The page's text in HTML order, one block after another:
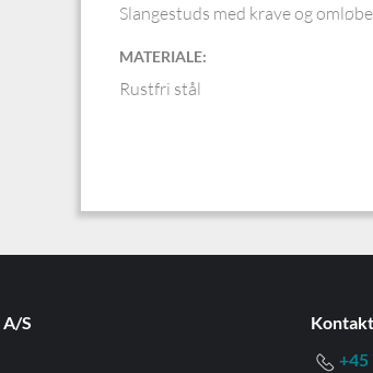
Slangestuds med krave og
MATERIALE:
Rustfri stål
A/S
+45